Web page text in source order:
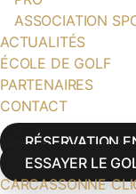
ASSOCIATION
ACTUALITÉS
ÉCOLE DE GOLF
PARTENAIRES
CONTACT
RÉSERVATION
ESSAYER LE
CARCASSONNE